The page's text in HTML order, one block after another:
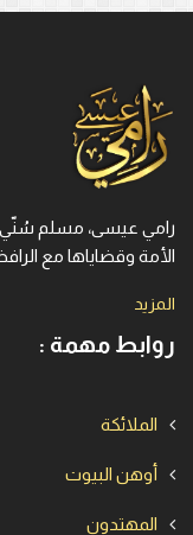
رامي عيسى، مسلم
الأمة وقضاياها مع
المزيد
روابط مهمة :
الملائكة
أوهن البيوت
المهتدون